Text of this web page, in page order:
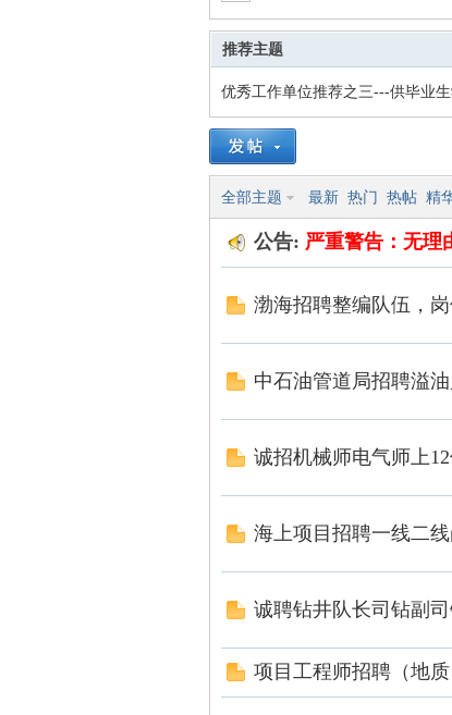
石
油
推荐主题
优秀工作单位推荐之三---供毕业生
全部主题 最新 热门 热帖 精
公告: 严重警告：无理
渤海招聘整编队伍，
中石油管道局招聘溢
诚招机械师电气师上
海上项目招聘一线二
诚聘钻井队长司钻副
项目工程师招聘（地质